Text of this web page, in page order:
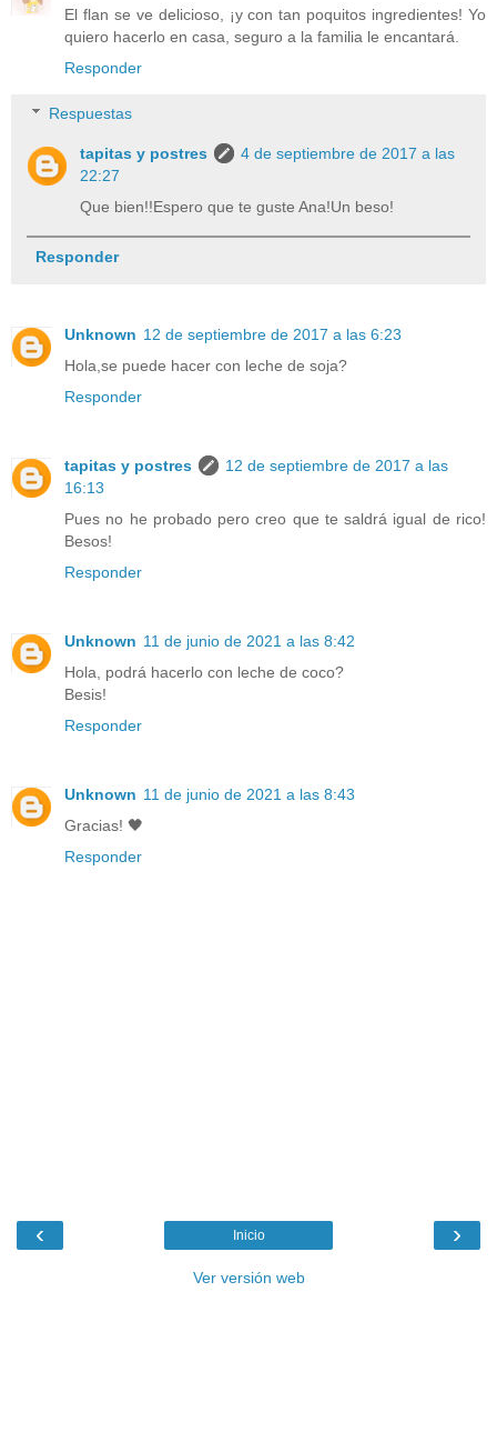
El flan se ve delicioso, ¡y con tan poquitos ingredientes! Yo
quiero hacerlo en casa, seguro a la familia le encantará.
Responder
Respuestas
tapitas y postres
4 de septiembre de 2017 a las
22:27
Que bien!!Espero que te guste Ana!Un beso!
Responder
Unknown 12 de septiembre de 2017 a las 6:23
Hola,se puede hacer con leche de soja?
Responder
tapitas y postres
12 de septiembre de 2017 a las
16:13
Pues no he probado pero creo que te saldrá igual de rico!
Besos!
Responder
Unknown 11 de junio de 2021 a las 8:42
Hola, podrá hacerlo con leche de coco?
Besis!
Responder
Unknown 11 de junio de 2021 a las 8:43
Gracias! 🖤
Responder
‹ ›
Inicio
Ver versión web